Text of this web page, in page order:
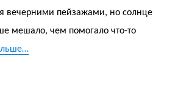
вечерними пейзажами, но солнце
мешало, чем помогало что-то